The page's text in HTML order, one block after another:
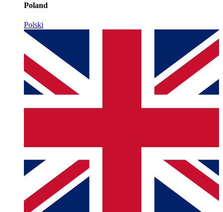
Poland
Polski